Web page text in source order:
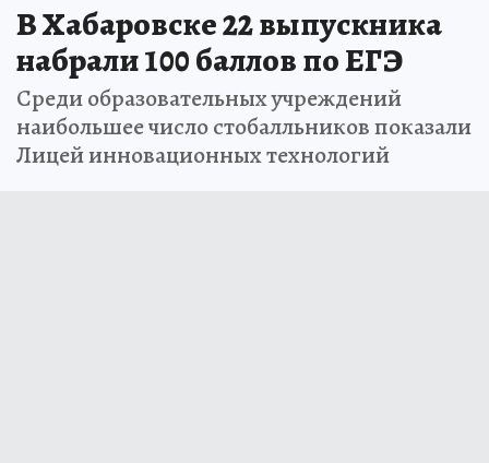
В Хабаровске 22 выпускника
набрали 100 баллов по ЕГЭ
Среди образовательных учреждений
наибольшее число стобалльников показали
Лицей инновационных технологий